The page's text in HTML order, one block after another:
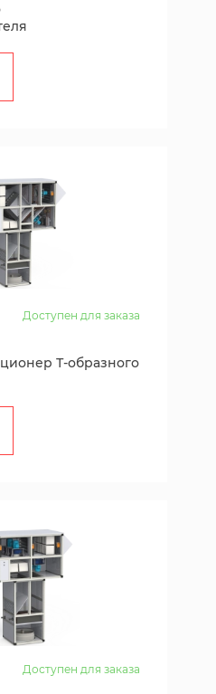
Доступен для заказа
Т-образного
Доступен для заказа